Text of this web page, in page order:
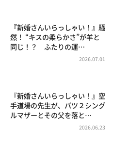
『新婚さんいらっしゃい！』騒
然！ “キスの柔らかさ”が羊と
同じ！？ ふたりの運…
2026.07.01
『新婚さんいらっしゃい！』空
手道場の先生が、バツ２シング
ルマザーとその父を落と…
2026.06.23